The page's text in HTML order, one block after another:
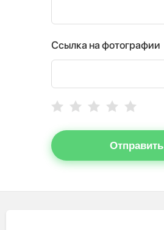
Ссылка на фотографии
Отправить